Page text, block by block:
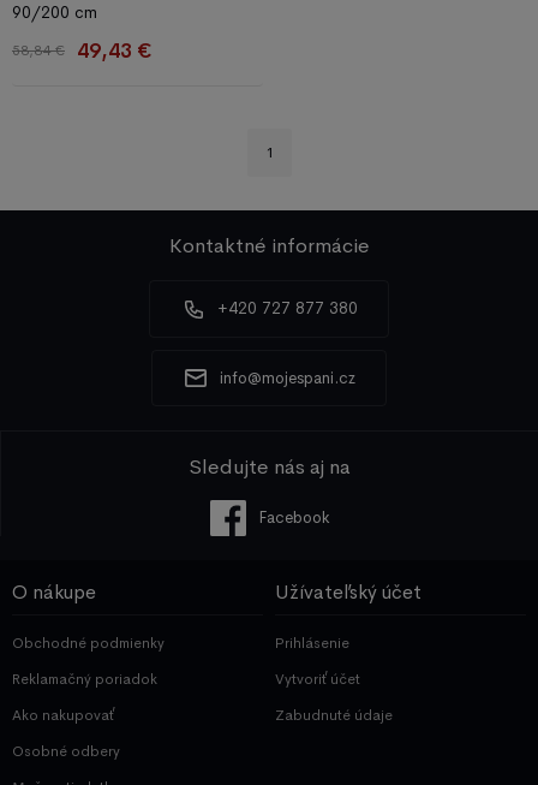
90/200 cm
58,84 € 49,43 €
1
Kontaktné informácie
+420 727 877 380
info@mojespani.cz
Sledujte nás aj na
Facebook
O nákupe
Obchodné podmienky
Reklamačný poriadok
Ako nakupovať
Osobné odbery
Užívateľský účet
Prihlásenie
Vytvoriť účet
Zabudnuté údaje